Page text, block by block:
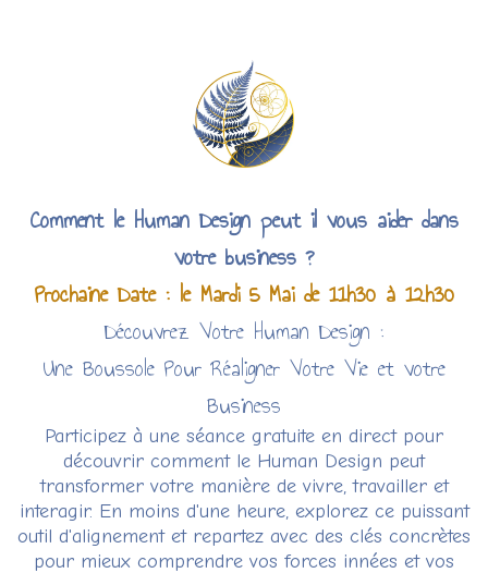
Comment le Human Design peut il vous aider dans
votre business ?
Prochaine Date : le Mardi 5 Mai de 11h30 à 12h30
Découvrez Votre Human Design :
Une Boussole Pour Réaligner Votre Vie et votre
Business
Participez à une séance gratuite en direct pour
découvrir comment le Human Design peut
transformer votre manière de vivre, travailler et
interagir. En moins d'une heure, explorez ce puissant
outil d'alignement et repartez avec des clés concrètes
pour mieux comprendre vos forces innées et vos